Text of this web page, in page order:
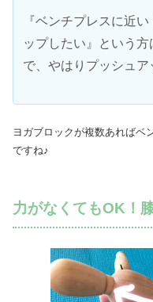
『ベンチプレスに近
ップしたい』という
で、やはりプッシュア
ヨガブロックが複数あればベ
ですね♪
力がなくてもOK！